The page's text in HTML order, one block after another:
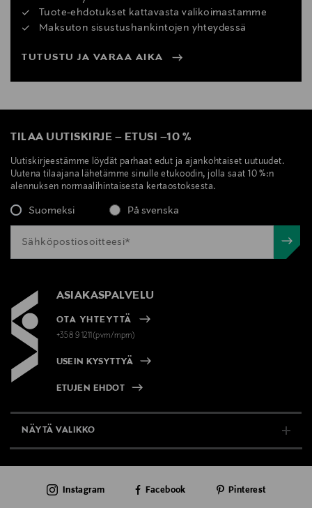
Tuote-ehdotukset kattavasta valikoimastamme
Maksuton sisustushankintojen yhteydessä
TUTUSTU JA VARAA AIKA
TILAA UUTISKIRJE – ETUSI –10 %
Uutiskirjeestämme löydät parhaat edut ja ajankohtaiset uutuudet.
Uutena tilaajana lähetämme sinulle etukoodin, jolla saat 10 %:n
alennuksen normaalihintaisesta kertaostoksesta.
Suomeksi På svenska
ASIAKASPALVELU
OTA YHTEYTTÄ
+358 9 1211(pvm/mpm)
USEIN KYSYTTYÄ
ETUJEN EHDOT
NÄYTÄ VALIKKO
AJANKOHTAISTA
Instagram Facebook Pinterest